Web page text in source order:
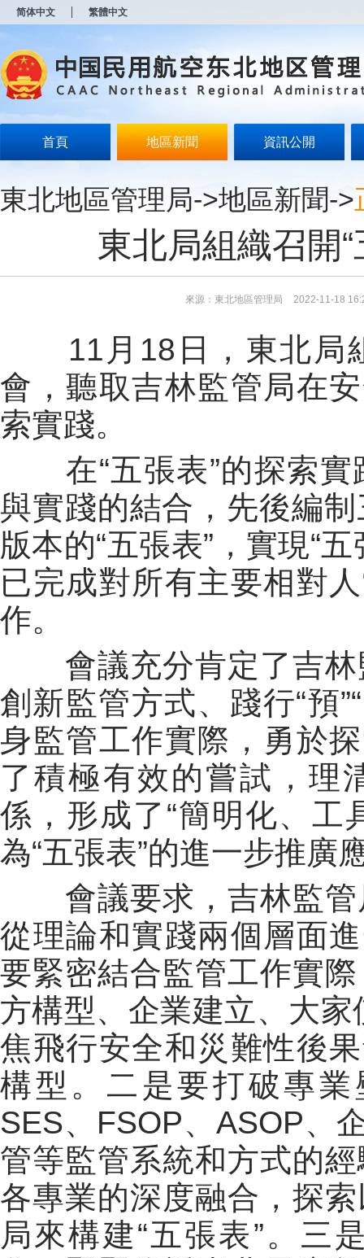
简体中文 繁體中文
首頁 地區新聞 資訊公開
東北地區管理局->地區新聞->
東北局組織召開
來源：東北地區管理局 2022-11-18
11月18日，東北局組
會，聽取吉林監管局在
索實踐。
在“五張表”的探索實
與實踐的結合，先後編
版本的“五張表”，實現“
已完成對所有主要相對
作。
會議充分肯定了吉林
創新監管方式、踐行“預
身監管工作實際，勇於
了積極有效的嘗試，理
係，形成了“簡明化、工
為“五張表”的進一步推廣
會議要求，吉林監管
從理論和實踐兩個層面
要緊密結合監管工作實際
方構型、企業建立、大
焦飛行安全和災難性後
構型。二是要打破專
SES、FSOP、ASOP、
管等監管系統和方式的
各專業的深度融合，探
局來構建“五張表”。三
开
无
障
说
Alt
加